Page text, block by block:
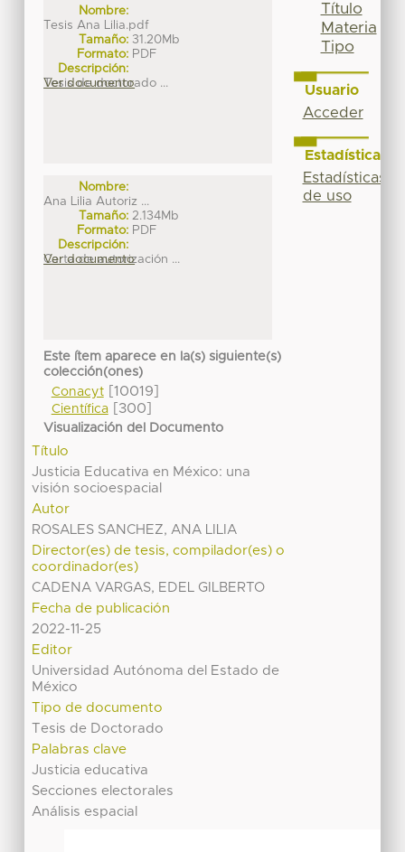
Nombre:
Tesis Ana Lilia.pdf
Tamaño: 31.20Mb
Formato: PDF
Descripción:
Tesis de doctorado ...
Ver documento
Nombre:
Ana Lilia Autoriz ...
Tamaño: 2.134Mb
Formato: PDF
Descripción:
Carta de autorización ...
Ver documento
Este ítem aparece en la(s) siguiente(s)
colección(ones)
Conacyt[10019]
Científica[300]
Visualización del Documento
Título
Justicia Educativa en México: una
visión socioespacial
Autor
ROSALES SANCHEZ, ANA LILIA
Director(es) de tesis, compilador(es) o
coordinador(es)
CADENA VARGAS, EDEL GILBERTO
Fecha de publicación
2022-11-25
Editor
Universidad Autónoma del Estado de
México
Tipo de documento
Tesis de Doctorado
Palabras clave
Justicia educativa
Secciones electorales
Análisis espacial
Título
Materia
Tipo
Usuario
Acceder
Estadísticas
Estadísticas
de uso